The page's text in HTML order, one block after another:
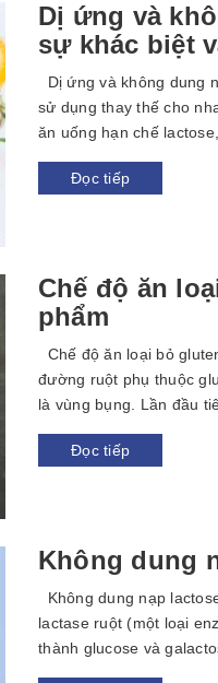
Dị ứng và
sự khác biệt
Dị ứng và không dung
sử dụng thay thế cho
ăn uống hạn chế
Đọc tiếp
Chế độ ăn
phẩm
Chế độ ăn loại bỏ
đường ruột phụ thuộc
là vùng bụng. Lần đầu
Đọc tiếp
Không dung
Không dung nạp
lactase ruột (một loại
thành glucose và